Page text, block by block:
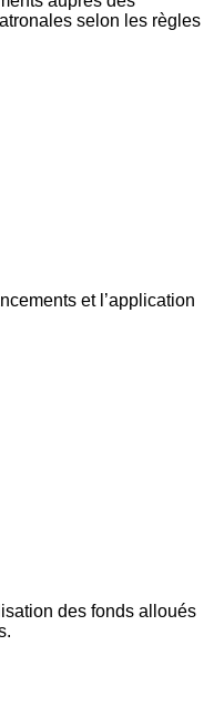
selon les règles
et l’application
des fonds alloués